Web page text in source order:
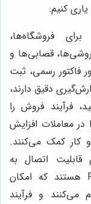
کنیم:
فروشگاه‌ها،
قصابی‌ها و
فاکتور رسمی، ثبت
دقیق دارند،
فرآیند فروش را
معاملات افزایش
کار کمک می‌کنند.
قابلیت اتصال به
سیستم‌های POS (Point of Sale) هستند که امکان
می‌کنند و فرآیند